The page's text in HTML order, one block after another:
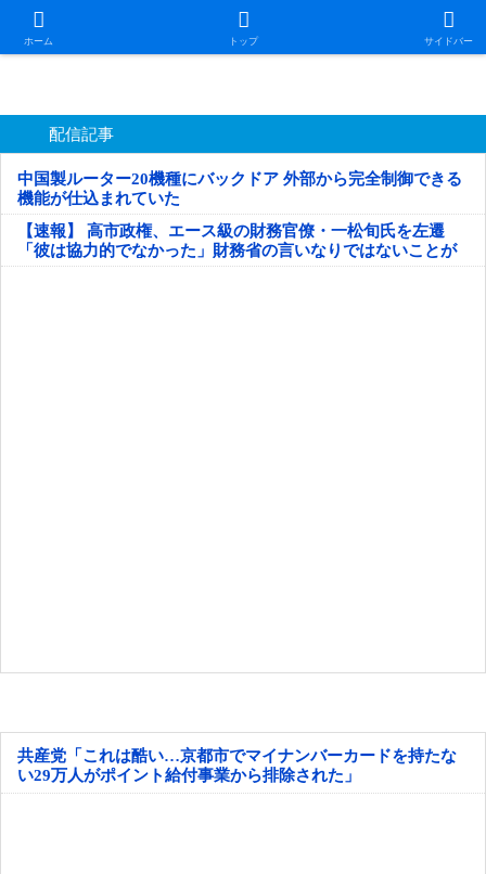
ホーム トップ サイドバー
日本第一！ニュース録
配信記事
中国製ルーター20機種にバックドア 外部から完全制御できる
機能が仕込まれていた
【速報】 高市政権、エース級の財務官僚・一松旬氏を左遷
「彼は協力的でなかった」財務省の言いなりではないことが
判明
共産党「これは酷い…京都市でマイナンバーカードを持たな
い29万人がポイント給付事業から排除された」